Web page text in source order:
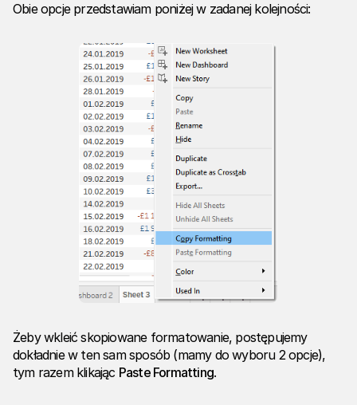
Obie opcje przedstawiam poniżej w zadanej kolejności:
Żeby wkleić skopiowane formatowanie, postępujemy
dokładnie w ten sam sposób (mamy do wyboru 2 opcje),
tym razem klikając Paste Formatting.